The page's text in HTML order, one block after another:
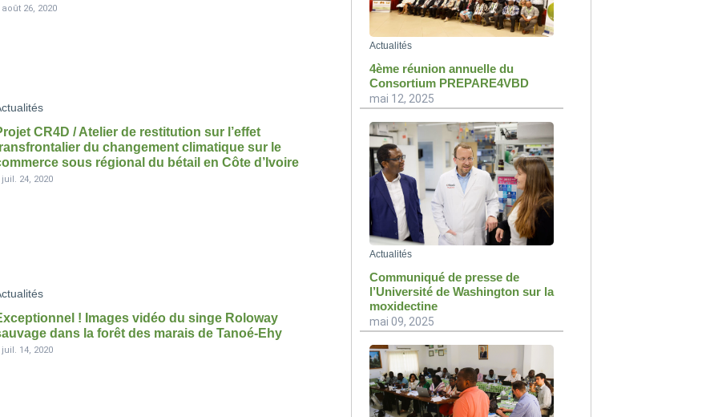
août 26, 2020
CR4D / Atelier de restitution sur l’effet
du changement climatique sur le
sous régional du bétail en Côte d’Ivoire
juil. 24, 2020
! Images vidéo du singe Roloway
dans la forêt des marais de Tanoé-Ehy
juil. 14, 2020
Actualités
4ème réunion annuelle du
Consortium PREPARE4VBD
mai 12, 2025
Actualités
Communiqué de presse de
l’Université de Washington sur la
moxidectine
mai 09, 2025